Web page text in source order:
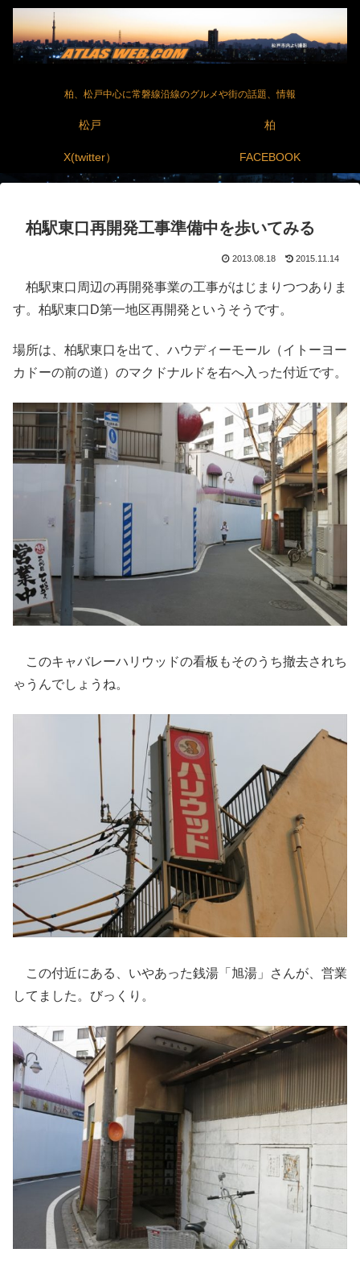
柏、松戸中心に常磐線沿線のグルメや街の話題、情報
松戸 柏
X(twitter） FACEBOOK
柏駅東口再開発工事準備中を歩いてみる
2013.08.18 2015.11.14
柏駅東口周辺の再開発事業の工事がはじまりつつありま
す。柏駅東口D第一地区再開発というそうです。
場所は、柏駅東口を出て、ハウディーモール（イトーヨー
カドーの前の道）のマクドナルドを右へ入った付近です。
このキャバレーハリウッドの看板もそのうち撤去されち
ゃうんでしょうね。
この付近にある、いやあった銭湯「旭湯」さんが、営業
してました。びっくり。